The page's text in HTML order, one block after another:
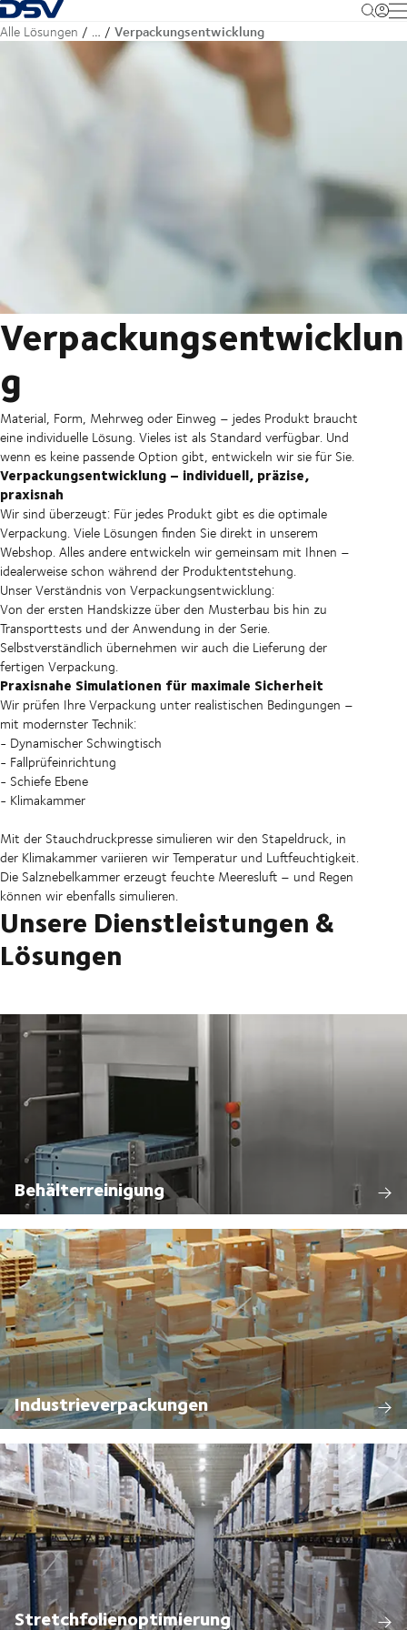
Zurück zur Startseite
Alle Lösungen … Verpackungsentwicklung
Verpackungsentwicklun
g
Material, Form, Mehrweg oder Einweg – jedes Produkt braucht
eine individuelle Lösung. Vieles ist als Standard verfügbar. Und
wenn es keine passende Option gibt, entwickeln wir sie für Sie.
Verpackungsentwicklung – individuell, präzise,
praxisnah
Wir sind überzeugt: Für jedes Produkt gibt es die optimale
Verpackung. Viele Lösungen finden Sie direkt in unserem
Webshop. Alles andere entwickeln wir gemeinsam mit Ihnen –
idealerweise schon während der Produktentstehung.
Unser Verständnis von Verpackungsentwicklung:
Von der ersten Handskizze über den Musterbau bis hin zu
Transporttests und der Anwendung in der Serie.
Selbstverständlich übernehmen wir auch die Lieferung der
fertigen Verpackung.
Praxisnahe Simulationen für maximale Sicherheit
Wir prüfen Ihre Verpackung unter realistischen Bedingungen –
mit modernster Technik:
- Dynamischer Schwingtisch
- Fallprüfeinrichtung
- Schiefe Ebene
- Klimakammer
Mit der Stauchdruckpresse simulieren wir den Stapeldruck, in
der Klimakammer variieren wir Temperatur und Luftfeuchtigkeit.
Die Salznebelkammer erzeugt feuchte Meeresluft – und Regen
können wir ebenfalls simulieren.
Unsere Dienstleistungen &
Lösungen
Behälterreinigung
Industrieverpackungen
Stretchfolienoptimierung